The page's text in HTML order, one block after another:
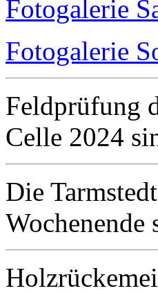
Fotogalerie
Fotogalerie
Feldprüfung
Celle 2024
Die
Wochenende